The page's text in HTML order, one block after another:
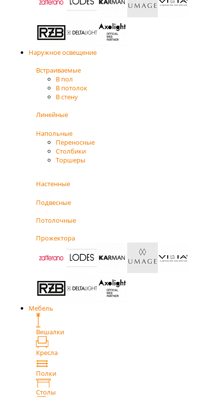
Наружное освещение
Встраиваемые
В пол
В потолок
В стену
Линейные
Напольные
Переносные
Столбики
Торшеры
Настенные
Подвесные
Потолочные
Прожектора
Мебель
Вешалки
Кресла
Полки
Столы